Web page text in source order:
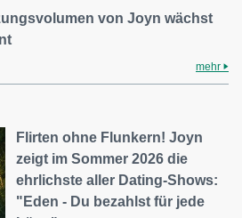
von Joyn wächst
mehr
Flirten ohne Flunkern! Joyn
zeigt im Sommer 2026 die
ehrlichste aller Dating-Shows:
"Eden - Du bezahlst für jede